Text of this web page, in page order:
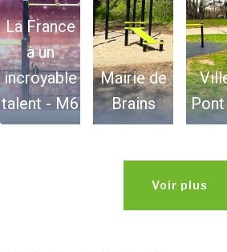
La France
à un
incroyable
talent - M6
Mairie de
Brains
Pont
Voir plus